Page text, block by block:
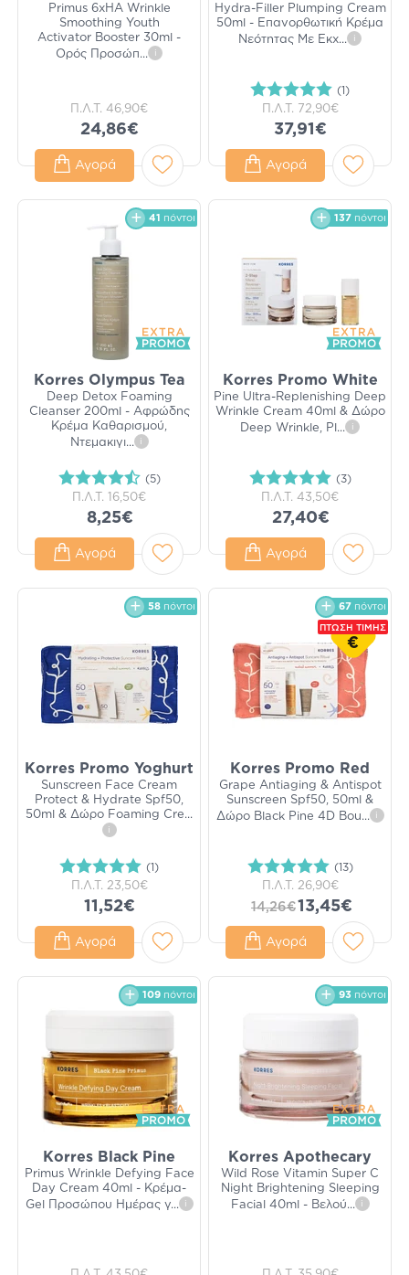
Primus 6xHA Wrinkle
Smoothing Youth
Activator Booster 30ml -
Ορός Προσώπ... i
Π.Λ.Τ. 46,90€
24,86€
Αγορά
Hydra-Filler Plumping Cream
50ml - Επανορθωτική Κρέμα
Νεότητας Με Εκχ... i
(1)
Π.Λ.Τ. 72,90€
37,91€
Αγορά
41 πόντοι
Korres Olympus Tea
Deep Detox Foaming
Cleanser 200ml - Αφρώδης
Κρέμα Καθαρισμού,
Ντεμακιγι... i
(5)
Π.Λ.Τ. 16,50€
8,25€
Αγορά
137 πόντοι
Korres Promo White
Pine Ultra-Replenishing Deep
Wrinkle Cream 40ml & Δώρο
Deep Wrinkle, Pl ... i
(3)
Π.Λ.Τ. 43,50€
27,40€
Αγορά
58 πόντοι
Korres Promo Yoghurt
Sunscreen Face Cream
Protect & Hydrate Spf50,
50ml & Δώρο Foaming Cre...
i
(1)
Π.Λ.Τ. 23,50€
11,52€
Αγορά
67 πόντοι
ΠΤΩΣΗ ΤΙΜΗΣ
€
Korres Promo Red
Grape Antiaging & Antispot
Sunscreen Spf50, 50ml &
Δώρο Black Pine 4D Bou... i
(13)
Π.Λ.Τ. 26,90€
14,26€13,45€
Αγορά
109 πόντοι
Korres Black Pine
Primus Wrinkle Defying Face
Day Cream 40ml - Κρέμα-
Gel Προσώπου Ημέρας γ... i
93 πόντοι
Korres Apothecary
Wild Rose Vitamin Super C
Night Brightening Sleeping
Facial 40ml - Βελού... i